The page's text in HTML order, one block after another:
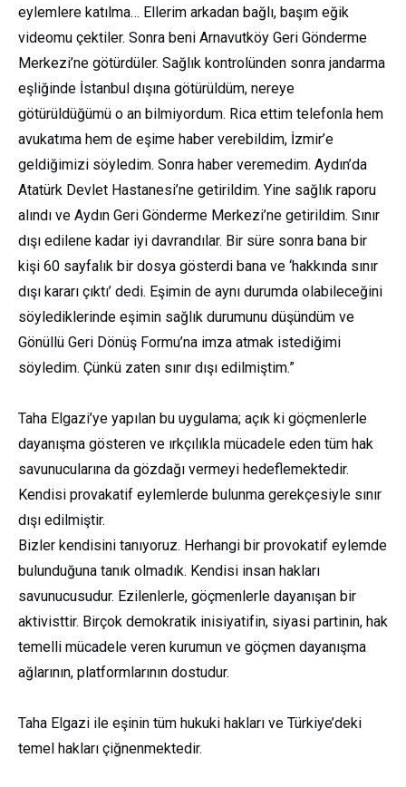
eylemlere katılma… Ellerim arkadan bağlı, başım eğik
videomu çektiler. Sonra beni Arnavutköy Geri Gönderme
Merkezi’ne götürdüler. Sağlık kontrolünden sonra jandarma
eşliğinde İstanbul dışına götürüldüm, nereye
götürüldüğümü o an bilmiyordum. Rica ettim telefonla hem
avukatıma hem de eşime haber verebildim, İzmir’e
geldiğimizi söyledim. Sonra haber veremedim. Aydın’da
Atatürk Devlet Hastanesi’ne getirildim. Yine sağlık raporu
alındı ve Aydın Geri Gönderme Merkezi’ne getirildim. Sınır
dışı edilene kadar iyi davrandılar. Bir süre sonra bana bir
kişi 60 sayfalık bir dosya gösterdi bana ve ‘hakkında sınır
dışı kararı çıktı’ dedi. Eşimin de aynı durumda olabileceğini
söylediklerinde eşimin sağlık durumunu düşündüm ve
Gönüllü Geri Dönüş Formu’na imza atmak istediğimi
söyledim. Çünkü zaten sınır dışı edilmiştim.”
Taha Elgazi’ye yapılan bu uygulama; açık ki göçmenlerle
dayanışma gösteren ve ırkçılıkla mücadele eden tüm hak
savunucularına da gözdağı vermeyi hedeflemektedir.
Kendisi provakatif eylemlerde bulunma gerekçesiyle sınır
dışı edilmiştir.
Bizler kendisini tanıyoruz. Herhangi bir provokatif eylemde
bulunduğuna tanık olmadık. Kendisi insan hakları
savunucusudur. Ezilenlerle, göçmenlerle dayanışan bir
aktivisttir. Birçok demokratik inisiyatifin, siyasi partinin, hak
temelli mücadele veren kurumun ve göçmen dayanışma
ağlarının, platformlarının dostudur.
Taha Elgazi ile eşinin tüm hukuki hakları ve Türkiye’deki
temel hakları çiğnenmektedir.